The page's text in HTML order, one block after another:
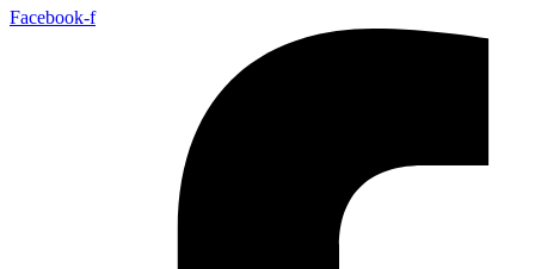
Facebook-f